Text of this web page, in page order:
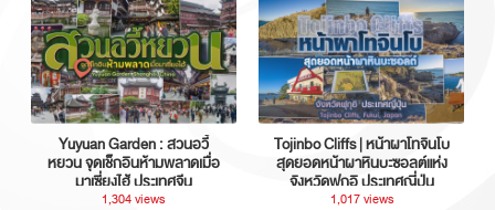
Yuyuan Garden : สวนอวี้
หยวน จุดเช็กอินห้ามพลาดเมื่อ
มาเซี่ยงไฮ้ ประเทศจีน
1,304 views
Tojinbo Cliffs | หน้าผาโทจินโบ
สุดยอดหน้าผาหินบะซอลต์แห่ง
จังหวัดฟุกุอิ ประเทศญี่ปุ่น
1,017 views